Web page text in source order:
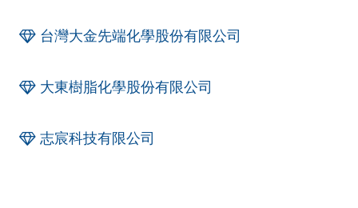
台灣大金先端化學股份有限公司
大東樹脂化學股份有限公司
志宸科技有限公司